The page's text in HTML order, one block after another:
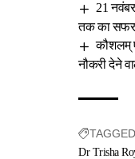
21
तक का सफर
कौशलम्
नौकरी देने
Dr Trisha